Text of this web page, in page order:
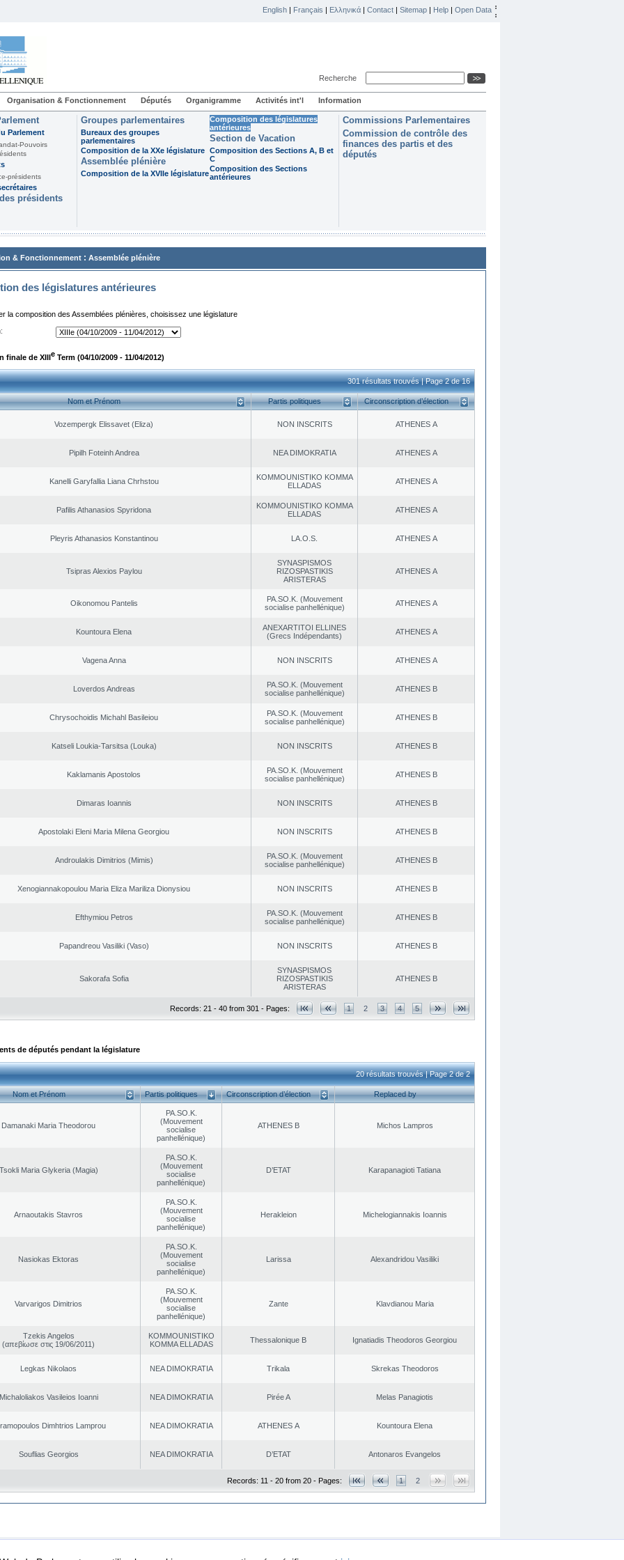
English | Français | Ελληνικά | Contact | Sitemap | Help | Open Data
Recherche
Organisation & Fonctionnement Députés Organigramme Activités int'l Information
Parlement
Pouvoirs
présidents
présidents
Groupes parlementaires
Bureaux des groupes
parlementaires
Composition de la XXe législature
Assemblée plénière
Composition de la XVIIe législature
Composition des législatures
antérieures
Section de Vacation
Composition des Sections A, B et
C
Composition des Sections
antérieures
Commissions Parlementaires
Commission de contrôle des
finances des partis et des
députés
& Fonctionnement : Assemblée plénière
des législatures antérieures
la composition des Assemblées plénières, choisissez une législature
finale de XIIIe Term (04/10/2009 - 11/04/2012)
301 résultats trouvés | Page 2 de 16
Nom et Prénom Partis politiques Circonscription d’élection
Vozempergk Elissavet (Eliza) NON INSCRITS ATHENES Α
Pipilh Foteinh Andrea NEA DΙMOKRATIA ATHENES Α
Kanelli Garyfallia Liana Chrhstou
KOMMOUNISTIKO KOMMA
ELLADAS
ATHENES Α
Pafilis Athanasios Spyridona
KOMMOUNISTIKO KOMMA
ELLADAS
ATHENES Α
Pleyris Athanasios Konstantinou LA.O.S. ATHENES Α
Tsipras Alexios Paylou
SYNASPISMOS
RIZOSPASTIKIS
ARISTERAS
ATHENES Α
Oikonomou Pantelis
PA.SO.K. (Mouvement
socialise panhellénique)
ATHENES Α
Kountoura Elena
ANEXARTITOI ELLINES
(Grecs Indépendants)
ATHENES Α
Vagena Anna NON INSCRITS ATHENES Α
Loverdos Andreas
PA.SO.K. (Mouvement
socialise panhellénique)
ATHENES Β
Chrysochoidis Michahl Basileiou
PA.SO.K. (Mouvement
socialise panhellénique)
ATHENES Β
Katseli Loukia-Tarsitsa (Louka) NON INSCRITS ATHENES Β
Kaklamanis Apostolos
PA.SO.K. (Mouvement
socialise panhellénique)
ATHENES Β
Dimaras Ioannis NON INSCRITS ATHENES Β
Apostolaki Eleni Maria Milena Georgiou NON INSCRITS ATHENES Β
Androulakis Dimitrios (Mimis)
PA.SO.K. (Mouvement
socialise panhellénique)
ATHENES Β
Xenogiannakopoulou Maria Eliza Mariliza Dionysiou NON INSCRITS ATHENES Β
Efthymiou Petros
PA.SO.K. (Mouvement
socialise panhellénique)
ATHENES Β
Papandreou Vasiliki (Vaso) NON INSCRITS ATHENES Β
Sakorafa Sofia
SYNASPISMOS
RIZOSPASTIKIS
ARISTERAS
ATHENES Β
Records: 21 - 40 from 301 - Pages: 1 2 3 4 5
de députés pendant la législature
20 résultats trouvés | Page 2 de 2
Nom et Prénom Partis politiques Circonscription d’élection Replaced by
Damanaki Maria Theodorou
PA.SO.K.
(Mouvement
socialise
panhellénique)
ATHENES Β Michos Lampros
Tsokli Maria Glykeria (Magia)
PA.SO.K.
(Mouvement
socialise
panhellénique)
D’ETAT Karapanagioti Tatiana
Arnaoutakis Stavros
PA.SO.K.
(Mouvement
socialise
panhellénique)
Herakleion Michelogiannakis Ioannis
Nasiokas Ektoras
PA.SO.K.
(Mouvement
socialise
panhellénique)
Larissa Alexandridou Vasiliki
Varvarigos Dimitrios
PA.SO.K.
(Mouvement
socialise
panhellénique)
Zante Klavdianou Maria
Tzekis Angelos
(απεβίωσε στις 19/06/2011)
KOMMOUNISTIKO
KOMMA ELLADAS
Thessalonique B Ignatiadis Theodoros Georgiou
Legkas Nikolaos NEA DΙMOKRATIA Trikala Skrekas Theodoros
Michaloliakos Vasileios Ioanni NEA DΙMOKRATIA Pirée A Melas Panagiotis
Dimhtrios Lamprou NEA DΙMOKRATIA ATHENES Α Kountoura Elena
Souflias Georgios NEA DΙMOKRATIA D’ETAT Antonaros Evangelos
Records: 11 - 20 from 20 - Pages: 1 2
Protection Security & Access |